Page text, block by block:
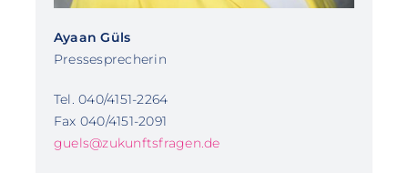
Ayaan Güls
Pressesprecherin
Tel. 040/4151-2264
Fax 040/4151-2091
guels@zukunftsfragen.de